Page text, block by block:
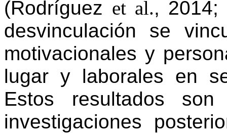
(Rodríguez et al., 2014;
desvinculación se
motivacionales y
lugar y laborales en
Estos resultados
investigaciones